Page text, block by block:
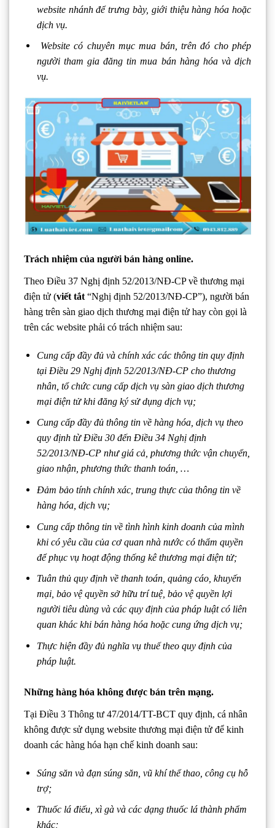
website nhánh để trưng bày, giới thiệu hàng hóa hoặc
dịch vụ.
Website có chuyên mục mua bán, trên đó cho phép
người tham gia đăng tin mua bán hàng hóa và dịch
vụ.
Trách nhiệm của người bán hàng online.
Theo Điều 37 Nghị định 52/2013/NĐ-CP về thương mại
điện tử (viết tắt “Nghị định 52/2013/NĐ-CP”), người bán
hàng trên sàn giao dịch thương mại điện tử hay còn gọi là
trên các website phải có trách nhiệm sau:
Cung cấp đầy đủ và chính xác các thông tin quy định
tại Điều 29 Nghị định 52/2013/NĐ-CP cho thương
nhân, tổ chức cung cấp dịch vụ sàn giao dịch thương
mại điện tử khi đăng ký sử dụng dịch vụ;
Cung cấp đầy đủ thông tin về hàng hóa, dịch vụ theo
quy định từ Điều 30 đến Điều 34 Nghị định
52/2013/NĐ-CP như giá cả, phương thức vận chuyển,
giao nhận, phương thức thanh toán, …
Đảm bảo tính chính xác, trung thực của thông tin về
hàng hóa, dịch vụ;
Cung cấp thông tin về tình hình kinh doanh của mình
khi có yêu cầu của cơ quan nhà nước có thẩm quyền
để phục vụ hoạt động thống kê thương mại điện tử;
Tuân thủ quy định về thanh toán, quảng cáo, khuyến
mại, bảo vệ quyền sở hữu trí tuệ, bảo vệ quyền lợi
người tiêu dùng và các quy định của pháp luật có liên
quan khác khi bán hàng hóa hoặc cung ứng dịch vụ;
Thực hiện đầy đủ nghĩa vụ thuế theo quy định của
pháp luật.
Những hàng hóa không được bán trên mạng.
Tại Điều 3 Thông tư 47/2014/TT-BCT quy định, cá nhân
không được sử dụng website thương mại điện tử để kinh
doanh các hàng hóa hạn chế kinh doanh sau:
Súng săn và đạn súng săn, vũ khí thể thao, công cụ hỗ
trợ;
Thuốc lá điếu, xì gà và các dạng thuốc lá thành phẩm
khác;